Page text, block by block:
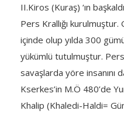
II.Kiros (Kuraş) ‘ın
Pers Krallığı kurulmuştur.
içinde olup yılda 300
yükümlü tutulmuştur.
savaşlarda yöre insanını
Kserkes’in M.Ö 480’de
Khalip (Khaledi-Haldi=